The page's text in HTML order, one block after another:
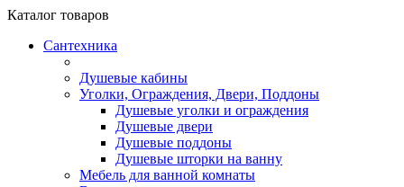
Каталог товаров
Сантехника
Душевые кабины
Уголки, Ограждения, Двери, Поддоны
Душевые уголки и ограждения
Душевые двери
Душевые поддоны
Душевые шторки на ванну
Мебель для ванной комнаты